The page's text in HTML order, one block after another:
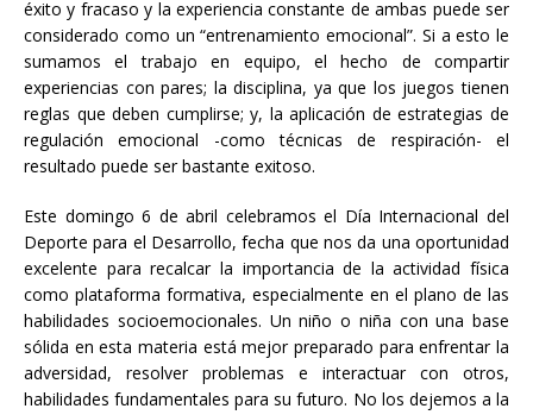
éxito y fracaso y la experiencia constante de ambas puede ser
considerado como un “entrenamiento emocional”. Si a esto le
sumamos el trabajo en equipo, el hecho de compartir
experiencias con pares; la disciplina, ya que los juegos tienen
reglas que deben cumplirse; y, la aplicación de estrategias de
regulación emocional -como técnicas de respiración- el
resultado puede ser bastante exitoso.
Este domingo 6 de abril celebramos el Día Internacional del
Deporte para el Desarrollo, fecha que nos da una oportunidad
excelente para recalcar la importancia de la actividad física
como plataforma formativa, especialmente en el plano de las
habilidades socioemocionales. Un niño o niña con una base
sólida en esta materia está mejor preparado para enfrentar la
adversidad, resolver problemas e interactuar con otros,
habilidades fundamentales para su futuro. No los dejemos a la